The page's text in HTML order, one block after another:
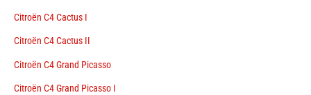
Citroën C4 Cactus I
Citroën C4 Cactus II
Citroën C4 Grand Picasso
Citroën C4 Grand Picasso I